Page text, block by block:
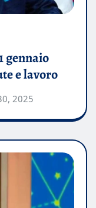
gennaio
e lavoro
2025